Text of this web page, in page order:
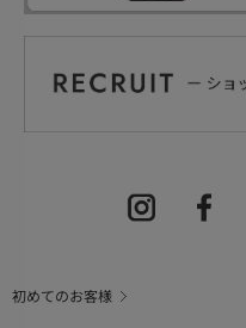
初めてのお客様